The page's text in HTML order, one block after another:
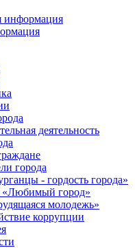
информация
деятельность
города
- гордость города»
«Любимый город»
молодежь»
коррупции